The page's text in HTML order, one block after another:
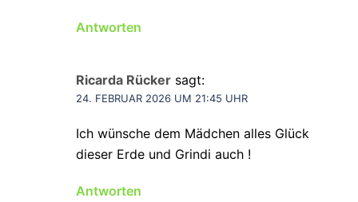
Antworten
Ricarda Rücker sagt:
24. FEBRUAR 2026 UM 21:45 UHR
Ich wünsche dem Mädchen alles Glück
dieser Erde und Grindi auch !
Antworten